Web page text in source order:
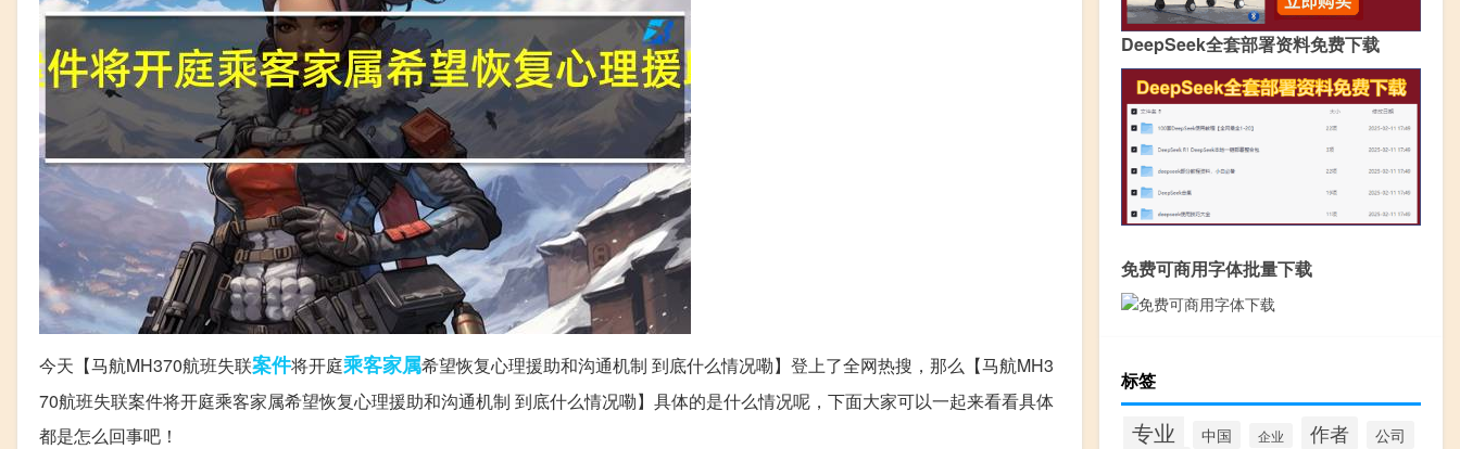
今天【马航MH370航班失联案件将开庭乘客家属希望恢复心理援助和沟通机制 到底什么情况嘞】登上了全网热搜，那么【马航MH3
70航班失联案件将开庭乘客家属希望恢复心理援助和沟通机制 到底什么情况嘞】具体的是什么情况呢，下面大家可以一起来看看具体
都是怎么回事吧！
DeepSeek全套部署资料免费下载
免费可商用字体批量下载
标签
专业 中国 企业 作者 公司